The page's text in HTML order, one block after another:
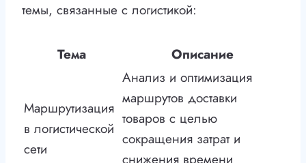
темы, связанные с логистикой:
Тема Описание
Маршрутизация
в логистической
сети
Анализ и оптимизация
маршрутов доставки
товаров с целью
сокращения затрат и